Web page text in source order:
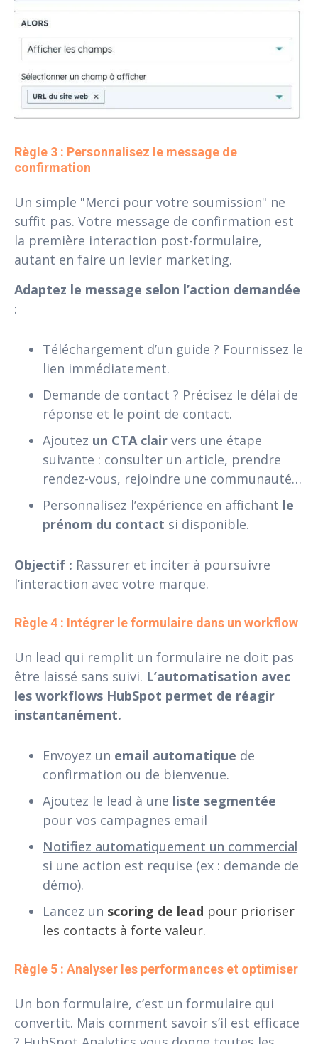
Règle 3 : Personnalisez le message de
confirmation
Un simple "Merci pour votre soumission" ne
suffit pas. Votre message de confirmation est
la première interaction post-formulaire,
autant en faire un levier marketing.
Adaptez le message selon l’action demandée
:
Téléchargement d’un guide ? Fournissez le
lien immédiatement.
Demande de contact ? Précisez le délai de
réponse et le point de contact.
Ajoutez un CTA clair vers une étape
suivante : consulter un article, prendre
rendez-vous, rejoindre une communauté…
Personnalisez l’expérience en affichant le
prénom du contact si disponible.
Objectif : Rassurer et inciter à poursuivre
l’interaction avec votre marque.
Règle 4 : Intégrer le formulaire dans un workflow
Un lead qui remplit un formulaire ne doit pas
être laissé sans suivi. L’automatisation avec
les workflows HubSpot permet de réagir
instantanément.
Envoyez un email automatique de
confirmation ou de bienvenue.
Ajoutez le lead à une liste segmentée
pour vos campagnes email
Notifiez automatiquement un commercial
si une action est requise (ex : demande de
démo).
Lancez un scoring de lead pour prioriser
les contacts à forte valeur.
Règle 5 : Analyser les performances et optimiser
Un bon formulaire, c’est un formulaire qui
convertit. Mais comment savoir s’il est efficace